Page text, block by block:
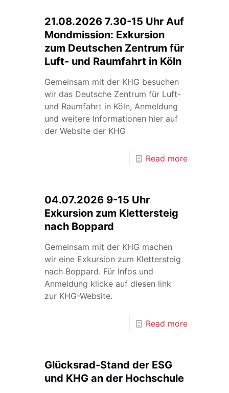
21.08.2026 7.30-15 Uhr Auf
Mondmission: Exkursion
zum Deutschen Zentrum für
Luft- und Raumfahrt in Köln
Gemeinsam mit der KHG besuchen
wir das Deutsche Zentrum für Luft-
und Raumfahrt in Köln, Anmeldung
und weitere Informationen hier auf
der Website der KHG
Read more
04.07.2026 9-15 Uhr
Exkursion zum Klettersteig
nach Boppard
Gemeinsam mit der KHG machen
wir eine Exkursion zum Klettersteig
nach Boppard. Für Infos und
Anmeldung klicke auf diesen link
zur KHG-Website.
Read more
Glücksrad-Stand der ESG
und KHG an der Hochschule